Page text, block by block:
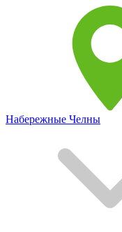
Набережные Челны